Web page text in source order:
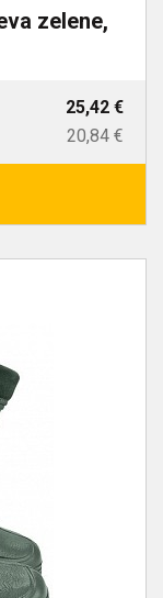
zelene,
25,42 €
20,84 €